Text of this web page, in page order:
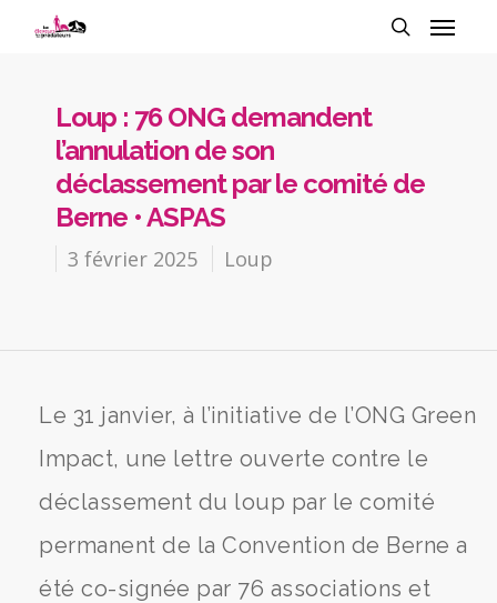
Loup : 76 ONG demandent
l’annulation de son
déclassement par le comité de
Berne • ASPAS
3 février 2025 Loup
Le 31 janvier, à l’initiative de l’ONG Green
Impact, une lettre ouverte contre le
déclassement du loup par le comité
permanent de la Convention de Berne a
été co-signée par 76 associations et